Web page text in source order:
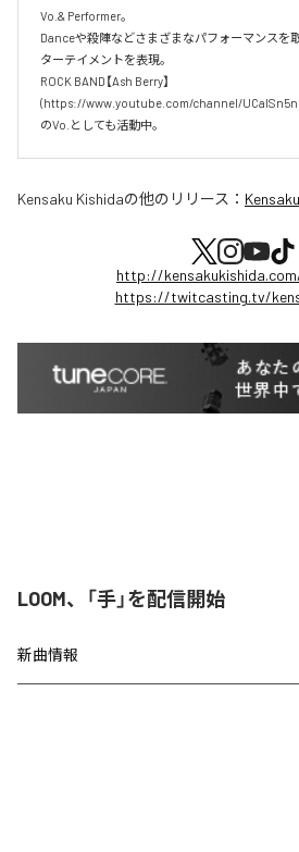
Vo.& Performer。
Danceや殺陣などさまざまなパフォーマンスを
ターテイメントを表現。
ROCK BAND【Ash Berry】
(https://www.youtube.com/channel/
のVo.としても活動中。
Kensaku Kishidaの他のリリース：
http://
https://twitcasting.tv/
LOOM、「手」を配信開始
新曲情報